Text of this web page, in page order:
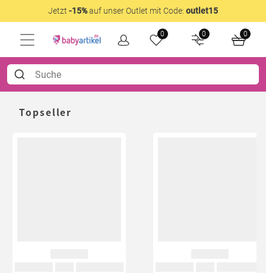
Jetzt -15%auf unser Outlet mit Code: outlet15
0 0 0
Topseller